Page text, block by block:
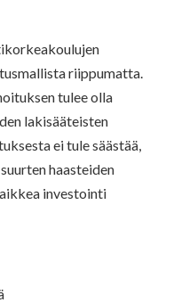
riippumatta.
tulee olla
lakisääteisten
ei tule säästää,
haasteiden
investointi